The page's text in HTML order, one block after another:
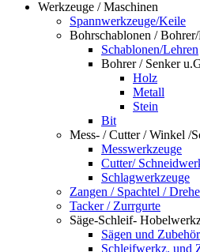
Werkzeuge / Maschinen
Spannwerkzeuge/Keile
Bohrschablonen /
Schablonen/Lehren
Bohrer / Senker
Holz
Metall
Stein
Bit
Mess- / Cutter / Winkel /
Messwerkzeuge
Cutter/
Schlagwerkzeuge
Zangen / Spachtel /
Tacker / Zurrgurte
Säge-Schleif-
Sägen und Zubehör
Schleifwerkz. und